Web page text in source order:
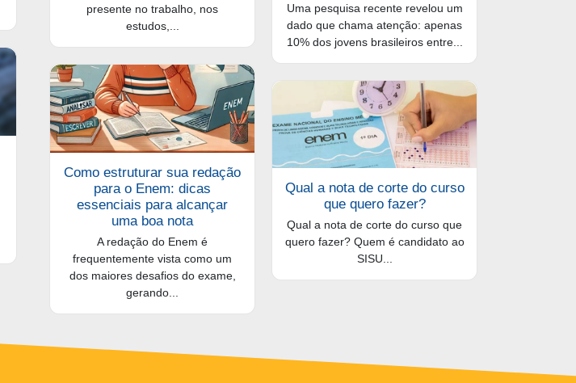
presente no trabalho, nos
estudos,...
Uma pesquisa recente revelou um
dado que chama atenção: apenas
10% dos jovens brasileiros entre...
Como estruturar sua redação
para o Enem: dicas
essenciais para alcançar
uma boa nota
A redação do Enem é
frequentemente vista como um
dos maiores desafios do exame,
gerando...
Qual a nota de corte do curso
que quero fazer?
Qual a nota de corte do curso que
quero fazer? Quem é candidato ao
SISU...